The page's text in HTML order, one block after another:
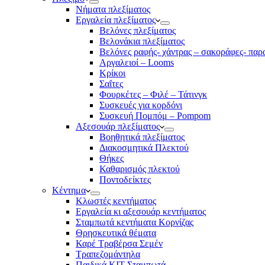
Νήματα πλεξίματος
Εργαλεία πλεξίματος
Βελόνες πλεξίματος
Βελονάκια πλεξίματος
Βελόνες ραφής- χάντρας – σακοράφες-
Αργαλειοί – Looms
Κρίκοι
Σαΐτες
Φουρκέτες – Φιλέ – Τάτινγκ
Συσκευές για κορδόνι
Συσκευή Πομπόμ – Pompom
Αξεσουάρ πλεξίματος
Βοηθητικά πλεξίματος
Διακοσμητικά Πλεκτού
Θήκες
Καθαρισμός πλεκτού
Ποντοδείκτες
Κέντημα
Κλωστές κεντήματος
Eργαλεία κι αξεσουάρ κεντήματος
Σταμπωτά κεντήματα Κορνίζας
Θρησκευτικά θέματα
Καρέ Τραβέρσα Σεμέν
Τραπεζομάντηλα